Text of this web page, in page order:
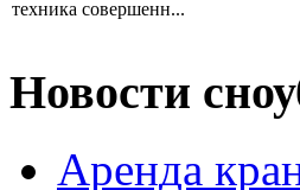
техника совершенн...
Новости
Аренда